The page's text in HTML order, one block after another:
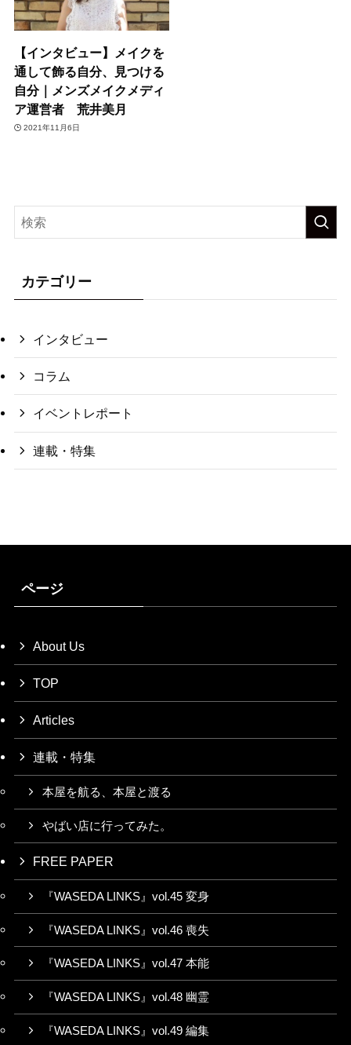
【インタビュー】メイクを
通して飾る自分、見つける
自分｜メンズメイクメディ
ア運営者 荒井美月
2021年11月6日
カテゴリー
インタビュー
コラム
イベントレポート
連載・特集
ページ
About Us
TOP
Articles
連載・特集
本屋を航る、本屋と渡る
やばい店に行ってみた。
FREE PAPER
『WASEDA LINKS』vol.45 変身
『WASEDA LINKS』vol.46 喪失
『WASEDA LINKS』vol.47 本能
『WASEDA LINKS』vol.48 幽霊
『WASEDA LINKS』vol.49 編集